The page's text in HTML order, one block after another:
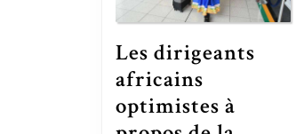
Les dirigeants
africains
optimistes à